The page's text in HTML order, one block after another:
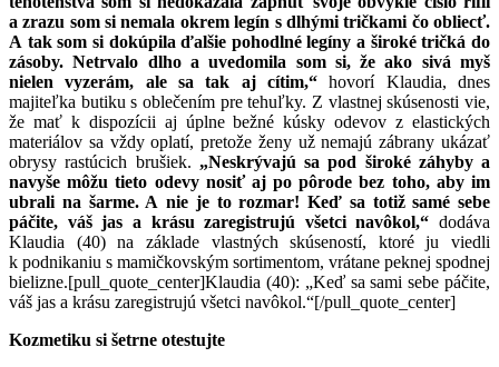
a zrazu som si nemala okrem legín s dlhými tričkami čo obliecť.
A tak som si dokúpila ďalšie pohodlné legíny a široké tričká do
zásoby. Netrvalo dlho a uvedomila som si, že ako sivá myš
nielen vyzerám, ale sa tak aj cítim,“ hovorí Klaudia, dnes
majiteľka butiku s oblečením pre tehuľky. Z vlastnej skúsenosti vie,
že mať k dispozícii aj úplne bežné kúsky odevov z elastických
materiálov sa vždy oplatí, pretože ženy už nemajú zábrany ukázať
obrysy rastúcich brušiek. „Neskrývajú sa pod široké záhyby a
navyše môžu tieto odevy nosiť aj po pôrode bez toho, aby im
ubrali na šarme. A nie je to rozmar! Keď sa totiž samé sebe
páčite, váš jas a krásu zaregistrujú všetci navôkol,“ dodáva
Klaudia (40) na základe vlastných skúseností, ktoré ju viedli
k podnikaniu s mamičkovským sortimentom, vrátane peknej spodnej
bielizne.[pull_quote_center]Klaudia (40): „Keď sa sami sebe páčite,
váš jas a krásu zaregistrujú všetci navôkol.“[/pull_quote_center]
Kozmetiku si šetrne otestujte